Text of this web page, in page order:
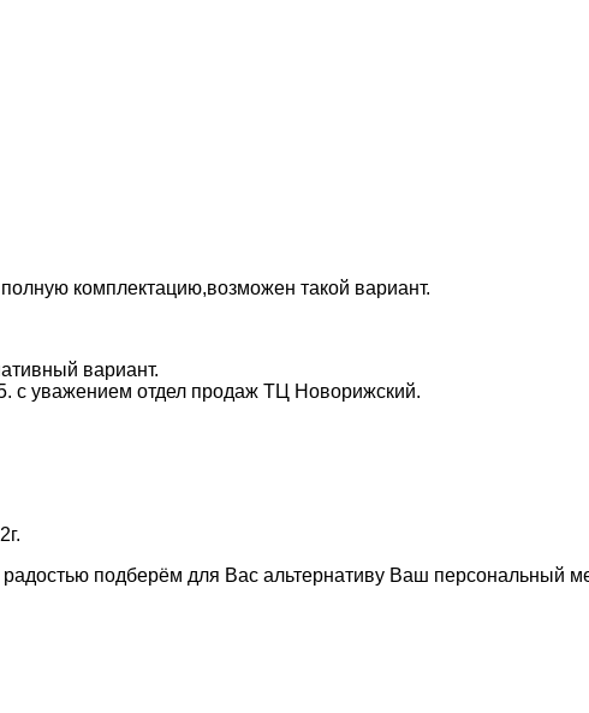
комплектацию,возможен такой вариант.
вариант.
с уважением отдел продаж ТЦ Новорижский.
подберём для Вас альтернативу Ваш персональный